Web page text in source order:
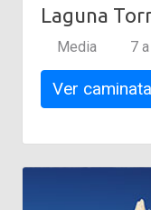
Laguna
Media 7
Ver caminata